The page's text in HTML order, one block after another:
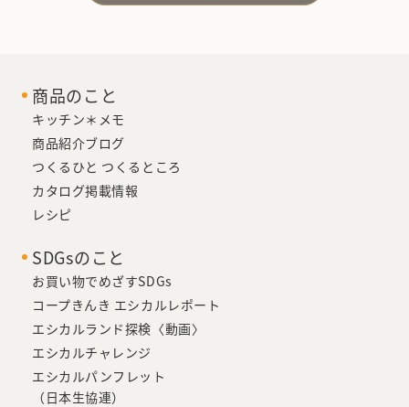
商品のこと
キッチン＊メモ
商品紹介ブログ
つくるひと つくるところ
カタログ掲載情報
レシピ
SDGsのこと
お買い物でめざすSDGs
コープきんき エシカルレポート
エシカルランド探検〈動画〉
エシカルチャレンジ
エシカルパンフレット
（日本生協連）